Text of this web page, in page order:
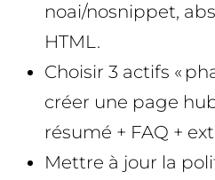
noai/nosnippet,
HTML.
Choisir 3 actifs «
créer une page
résumé + FAQ +
Mettre à jour la